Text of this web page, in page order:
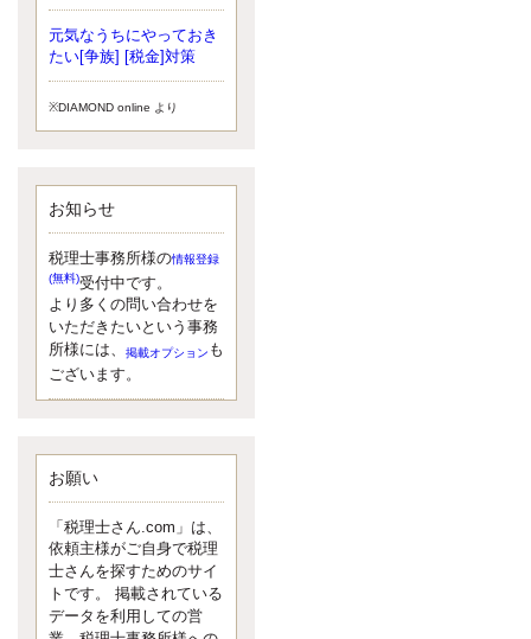
サクセス税理士のお役立ち
ブログ
平成２７年１月１日以降開始の相
続より、相続税の基礎控除額（相
続税が課税されない遺産の上限
しています。
更新:2017年5月1日(大阪市中央区)
湘南BUN税理士事務所
湘南のぽっちゃり女性税理
士松村文子と湘南ＢＵ
また最近、税理士試験のご相談を
受けることおおくなりました。受
験申し込み受け付け開始になるか
ダメと思う前に、全力で勝負して
みたいです！
京都のやわらか女性税理
イクメン税理士による税金
ブログです。
元気なうちにやっておき
たい[争族] [税金]対策
※DIAMOND online より
お知らせ
税理士事務所様の情報登録
(無料)受付中です。
より多くの問い合わせを
いただきたいという事務
所様には、
掲載オプション も
ございます。
お願い
「税理士さん.com」は、
依頼主様がご自身で税理
士さんを探すためのサイ
トです。 掲載されている
データを利用しての営